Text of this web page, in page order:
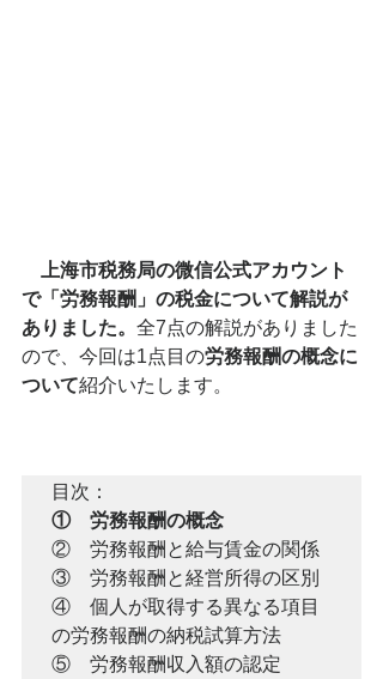
上海市税務局の微信公式アカウント
で「労務報酬」の税金について解説が
ありました。 全7点の解説がありました
ので、今回は1点目の労務報酬の概念に
ついて紹介いたします。
①　労務報酬の概念
②　労務報酬と給与賃金の関係
③　労務報酬と経営所得の区別
④　個人が取得する異なる項目
の労務報酬の納税試算方法
⑤　労務報酬収入額の認定